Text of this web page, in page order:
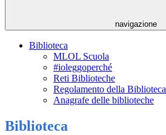
navigazione
Biblioteca
MLOL Scuola
#ioleggoperché
Reti Biblioteche
Regolamento della Biblioteca
Anagrafe delle biblioteche
Biblioteca